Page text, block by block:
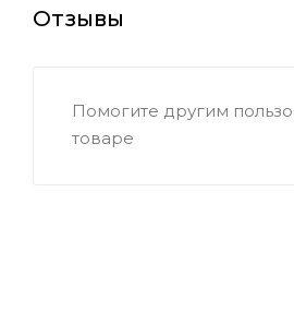
Отзывы
Помогите другим
товаре